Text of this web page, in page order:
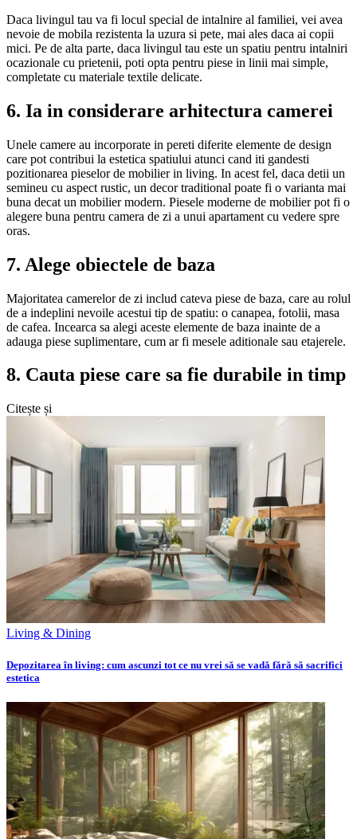
Daca livingul tau va fi locul special de intalnire al familiei, vei avea
nevoie de mobila rezistenta la uzura si pete, mai ales daca ai copii
mici. Pe de alta parte, daca livingul tau este un spatiu pentru intalniri
ocazionale cu prietenii, poti opta pentru piese in linii mai simple,
completate cu materiale textile delicate.
6. Ia in considerare arhitectura camerei
Unele camere au incorporate in pereti diferite elemente de design
care pot contribui la estetica spatiului atunci cand iti gandesti
pozitionarea pieselor de mobilier in living. In acest fel, daca detii un
semineu cu aspect rustic, un decor traditional poate fi o varianta mai
buna decat un mobilier modern. Piesele moderne de mobilier pot fi o
alegere buna pentru camera de zi a unui apartament cu vedere spre
oras.
7. Alege obiectele de baza
Majoritatea camerelor de zi includ cateva piese de baza, care au rolul
de a indeplini nevoile acestui tip de spatiu: o canapea, fotolii, masa
de cafea. Incearca sa alegi aceste elemente de baza inainte de a
adauga piese suplimentare, cum ar fi mesele aditionale sau etajerele.
8. Cauta piese care sa fie durabile in timp
Citește și
Living & Dining
Depozitarea în living: cum ascunzi tot ce nu vrei să se vadă fără să sacrifici
estetica